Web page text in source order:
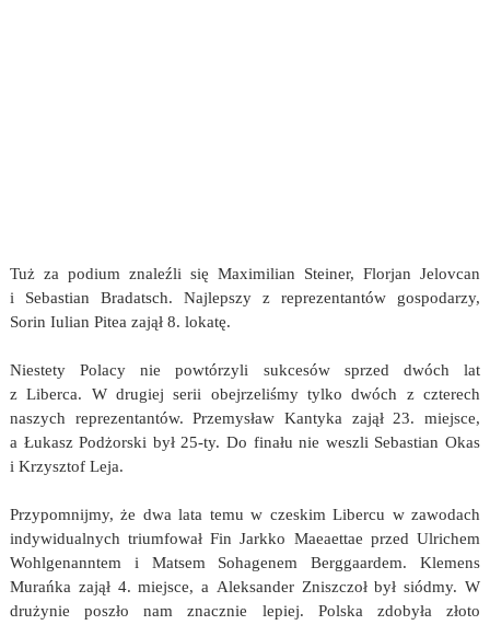
Tuż za podium znaleźli się Maximilian Steiner, Florjan Jelovcan
i Sebastian Bradatsch. Najlepszy z reprezentantów gospodarzy,
Sorin Iulian Pitea zajął 8. lokatę.
Niestety Polacy nie powtórzyli sukcesów sprzed dwóch lat
z Liberca. W drugiej serii obejrzeliśmy tylko dwóch z czterech
naszych reprezentantów. Przemysław Kantyka zajął 23. miejsce,
a Łukasz Podżorski był 25-ty. Do finału nie weszli Sebastian Okas
i Krzysztof Leja.
Przypomnijmy, że dwa lata temu w czeskim Libercu w zawodach
indywidualnych triumfował Fin Jarkko Maeaettae przed Ulrichem
Wohlgenanntem i Matsem Sohagenem Berggaardem. Klemens
Murańka zajął 4. miejsce, a Aleksander Zniszczoł był siódmy. W
drużynie poszło nam znacznie lepiej. Polska zdobyła złoto